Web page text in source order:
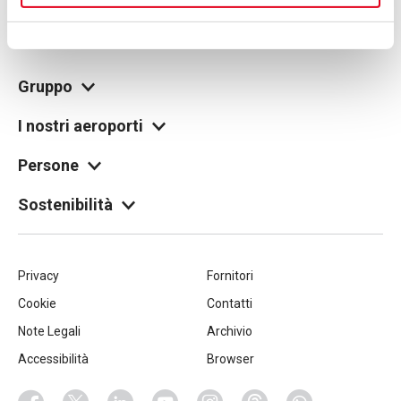
no. 00826040156
Share capital 27,500,000 euro fully paid-up
Gruppo
I nostri aeroporti
Persone
Sostenibilità
Piè
di
pagina
Privacy
Cookie
Note Legali
Accessibilità
Fornitori
Contatti
Archivio
Browser